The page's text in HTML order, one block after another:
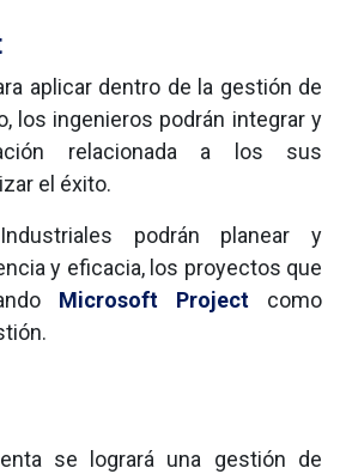
aplicar dentro de la gestión de
los ingenieros podrán integrar y
relacionada a los sus
el éxito.
podrán planear y
y eficacia, los proyectos que
Microsoft Project
como
se logrará una gestión de